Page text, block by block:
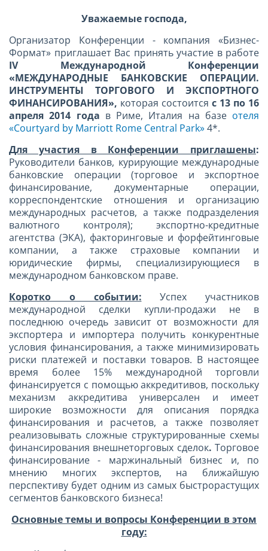
Уважаемые господа,
Организатор Конференции - компания «Бизнес-
Формат» приглашает Вас принять участие в работе
IV Международной Конференции
«МЕЖДУНАРОДНЫЕ БАНКОВСКИЕ ОПЕРАЦИИ.
ИНСТРУМЕНТЫ ТОРГОВОГО И ЭКСПОРТНОГО
ФИНАНСИРОВАНИЯ», которая состоится с 13 по 16
апреля 2014 года в Риме, Италия на базе отеля
«Courtyard by Marriott Rome Central Park»4*.
Для участия в Конференции приглашены:
Руководители банков, курирующие международные
банковские операции (торговое и экспортное
финансирование, документарные операции,
корреспондентские отношения и организацию
международных расчетов, а также подразделения
валютного контроля); экспортно-кредитные
агентства (ЭКА), факторинговые и форфейтинговые
компании, а также страховые компании и
юридические фирмы, специализирующиеся в
международном банковском праве.
Коротко о событии: Успех участников
международной сделки купли-продажи не в
последнюю очередь зависит от возможности для
экспортера и импортера получить конкурентные
условия финансирования, а также минимизировать
риски платежей и поставки товаров. В настоящее
время более 15% международной торговли
финансируется с помощью аккредитивов, поскольку
механизм аккредитива универсален и имеет
широкие возможности для описания порядка
финансирования и расчетов, а также позволяет
реализовывать сложные структурированные схемы
финансирования внешнеторговых сделок. Торговое
финансирование - маржинальный бизнес и, по
мнению многих экспертов, на ближайшую
перспективу будет одним из самых быстрорастущих
сегментов банковского бизнеса!
Основные темы и вопросы Конференции в этом
году: